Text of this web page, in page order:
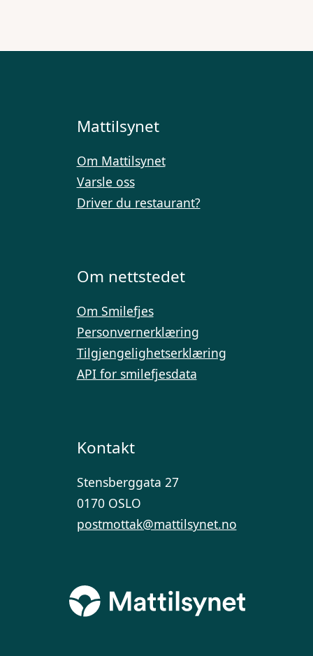
Mattilsynet
Om Mattilsynet
Varsle oss
Driver du restaurant?
Om nettstedet
Om Smilefjes
Personvernerklæring
Tilgjengelighetserklæring
API for smilefjesdata
Kontakt
Stensberggata 27
0170 OSLO
postmottak@mattilsynet.no